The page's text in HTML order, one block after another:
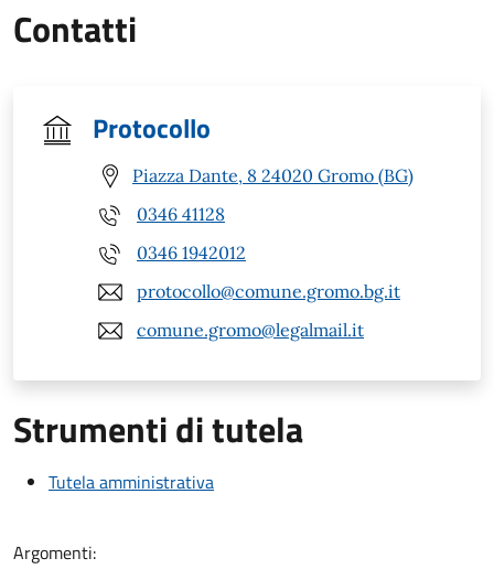
Contatti
Protocollo
Piazza Dante, 8 24020 Gromo (BG)
0346 41128
0346 1942012
protocollo@comune.gromo.bg.it
comune.gromo@legalmail.it
Strumenti di tutela
Tutela amministrativa
Argomenti: